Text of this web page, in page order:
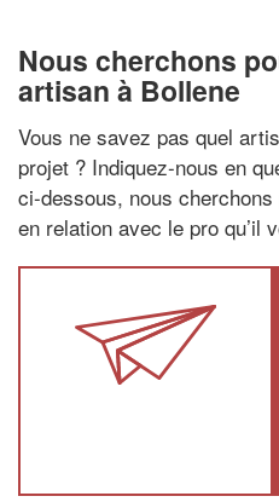
Nous cherchons
artisan à Bollene
Vous ne savez pas quel
projet ? Indiquez-nous en
ci-dessous, nous
en relation avec le pro qu’il